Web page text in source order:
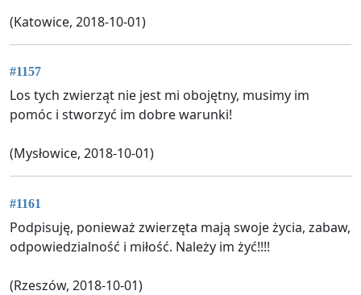
(Katowice, 2018-10-01)
#1157
Los tych zwierząt nie jest mi obojętny, musimy im
pomóc i stworzyć im dobre warunki!
(Mysłowice, 2018-10-01)
#1161
Podpisuję, ponieważ zwierzęta mają swoje życia, zabaw,
odpowiedzialność i miłość. Należy im żyć!!!!
(Rzeszów, 2018-10-01)